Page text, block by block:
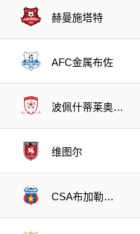
赫曼施塔特
AFC金属布佐
波佩什蒂莱奥代
维图尔
CSA布加勒斯